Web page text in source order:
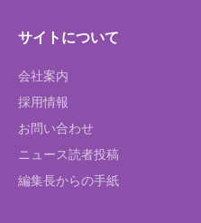
サイトについて
会社案内
採用情報
お問い合わせ
ニュース読者投稿
編集長からの手紙